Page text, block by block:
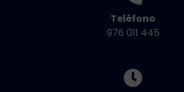
Teléfono
976 011 445